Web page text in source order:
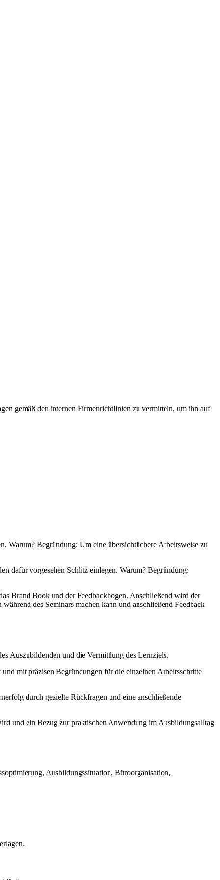
gemäß den internen Firmenrichtlinien zu vermitteln, um ihn auf
Warum? Begründung: Um eine übersichtlichere Arbeitsweise zu
dafür vorgesehen Schlitz einlegen. Warum? Begründung:
Brand Book und der Feedbackbogen. Anschließend wird der
des Seminars machen kann und anschließend Feedback
Auszubildenden und die Vermittlung des Lernziels.
mit präzisen Begründungen für die einzelnen Arbeitsschritte
durch gezielte Rückfragen und eine anschließende
und ein Bezug zur praktischen Anwendung im Ausbildungsalltag
Ausbildungssituation, Büroorganisation,